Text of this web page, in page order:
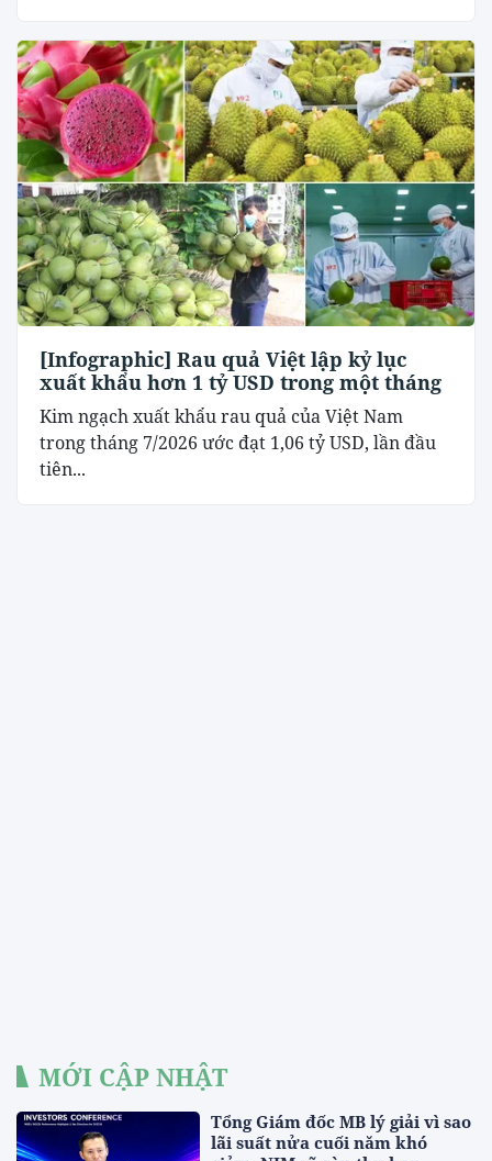
[Infographic] Rau quả Việt lập kỷ lục
xuất khẩu hơn 1 tỷ USD trong một tháng
Kim ngạch xuất khẩu rau quả của Việt Nam
trong tháng 7/2026 ước đạt 1,06 tỷ USD, lần đầu
tiên...
MỚI CẬP NHẬT
Tổng Giám đốc MB lý giải vì sao
lãi suất nửa cuối năm khó